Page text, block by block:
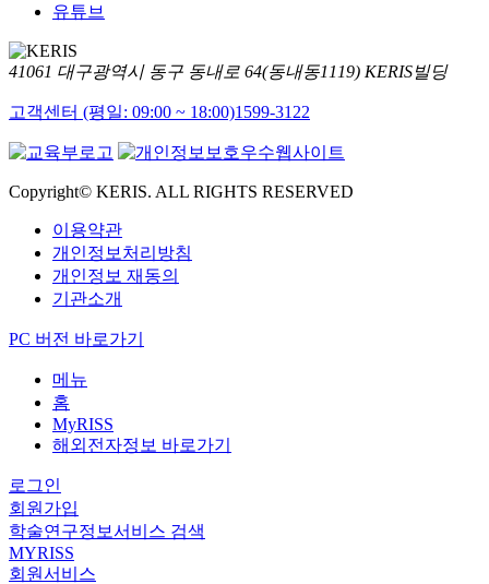
유튜브
41061 대구광역시 동구 동내로 64(동내동1119) KERIS빌딩
고객센터 (평일: 09:00 ~ 18:00)1599-3122
Copyright© KERIS. ALL RIGHTS RESERVED
이용약관
개인정보처리방침
개인정보 재동의
기관소개
PC 버전 바로가기
메뉴
홈
MyRISS
해외전자정보 바로가기
로그인
회원가입
학술연구정보서비스 검색
MYRISS
회원서비스